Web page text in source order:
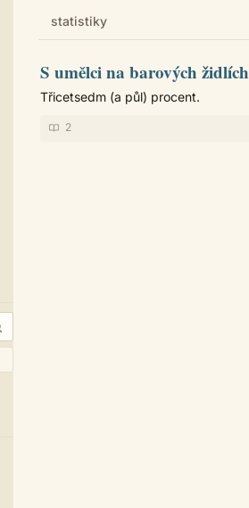
statistiky
S umělci na barových židlích
Třicetsedm (a půl) procent.
2